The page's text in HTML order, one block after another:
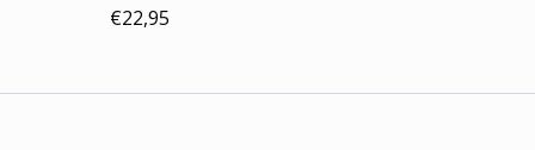
€22,95